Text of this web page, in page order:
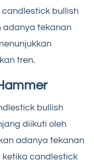
bullish
adanya tekanan
tren.
bullish
diikuti oleh
adanya tekanan
ketika candlestick